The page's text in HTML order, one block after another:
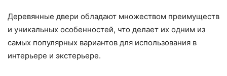
Деревянные двери обладают множеством преимуществ
и уникальных особенностей, что делает их одним из
самых популярных вариантов для использования в
интерьере и экстерьере.